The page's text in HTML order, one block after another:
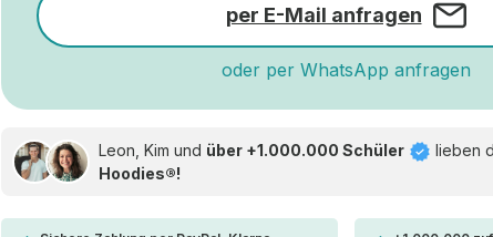
per E-Mail anfragen
oder per WhatsApp anfragen
Leon, Kim und über +1.000.000 Schüler lieben
Hoodies®!